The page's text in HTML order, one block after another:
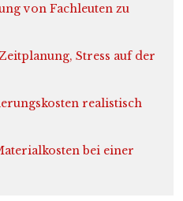
von Fachleuten zu
Stress auf der
realistisch
bei einer